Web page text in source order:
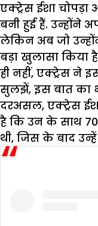
एक्ट्रेस ईशा
बनी हुई हैं. उन्होंने
लेकिन अब जो
बड़ा खुलासा किया
ही नहीं, एक्ट्रेस ने
सुलझें, इस बात का
दरअसल, एक्ट्रेस
है कि उन के साथ
थी, जिस के बाद